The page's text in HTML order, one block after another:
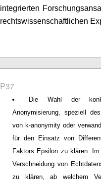
integrierten
rechtswissenschaftlichen
P37
Die Wahl der
Anonymisierung, speziell
von k-anonymity oder
für den Einsatz von
Faktors Epsilon zu klären.
Verschneidung von
zu klären, ab welchem